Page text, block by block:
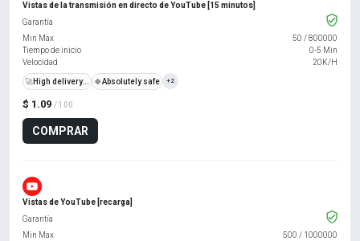
Vistas de la transmisión en directo de YouTube [15 minutos]
$ 1.09 / 100
COMPRAR
Garantía
Min Max
50 /800000
Tiempo de inicio
0-5 Min
Velocidad
20K/H
🚀High delivery... 🍀Absolutely safe +2
Vistas de YouTube [recarga]
Garantía
Min Max
500 / 1000000